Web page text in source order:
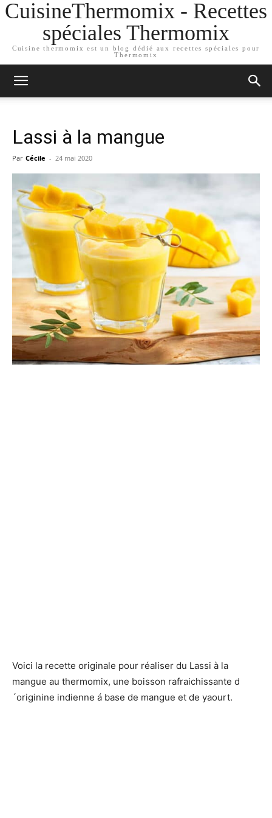
CuisineThermomix - Recettes
spéciales Thermomix
Cuisine thermomix est un blog dédié aux recettes spéciales pour
Thermomix
Lassi à la mangue
Par Cécile - 24 mai 2020
Voici la recette originale pour réaliser du Lassi à la
mangue au thermomix, une boisson rafraichissante d
´originine indienne á base de mangue et de yaourt.